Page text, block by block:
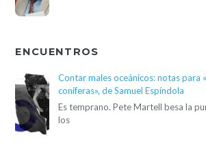
ENCUENTROS
Contar males oceánicos: notas para
coníferas», de Samuel Espíndola
Es temprano. Pete Martell besa la
los